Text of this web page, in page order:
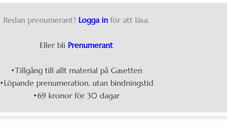
Redan prenumerant? Logga in för att läsa.
Eller bli Prenumerant
•Tillgång till allt material på Gasetten
•Löpande prenumeration, utan bindningstid
•69 kronor för 30 dagar